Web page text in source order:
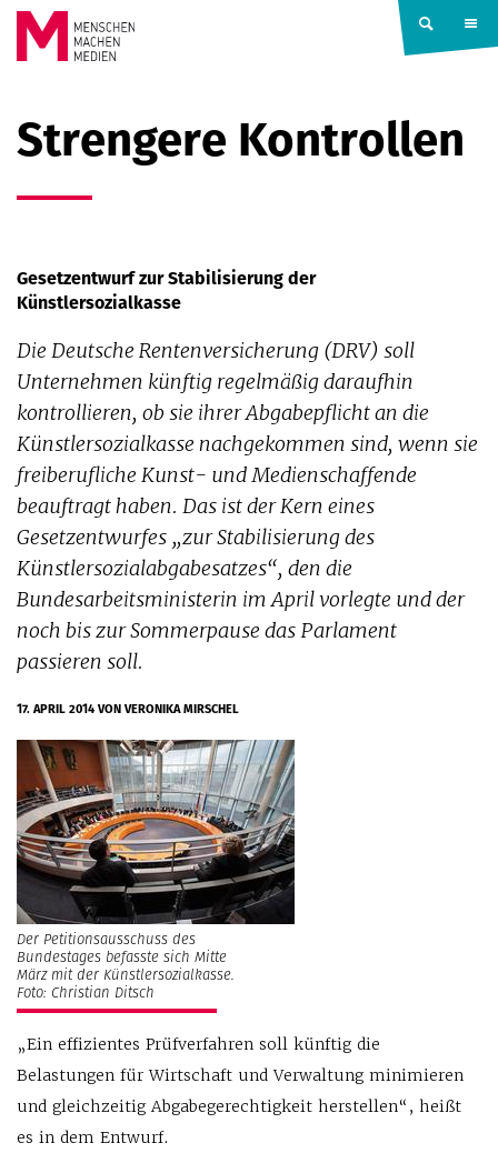
Springe zum Inhalt
MACHEN
MEDIEN
Strengere Kontrollen
Gesetzentwurf zur Stabilisierung der
Künstlersozialkasse
Die Deutsche Rentenversicherung (DRV) soll
Unternehmen künftig regelmäßig daraufhin
kontrollieren, ob sie ihrer Abgabepflicht an die
Künstlersozialkasse nachgekommen sind, wenn sie
freiberufliche Kunst- und Medienschaffende
beauftragt haben. Das ist der Kern eines
Gesetzentwurfes „zur Stabilisierung des
Künstlersozialabgabesatzes“, den die
Bundesarbeitsministerin im April vorlegte und der
noch bis zur Sommerpause das Parlament
passieren soll.
17. APRIL 2014VON VERONIKA MIRSCHEL
Der Petitionsausschuss des
Bundestages befasste sich Mitte
März mit der Künstlersozialkasse.
Foto: Christian Ditsch
„Ein effizientes Prüfverfahren soll künftig die
Belastungen für Wirtschaft und Verwaltung minimieren
und gleichzeitig Abgabegerechtigkeit herstellen“, heißt
es in dem Entwurf.